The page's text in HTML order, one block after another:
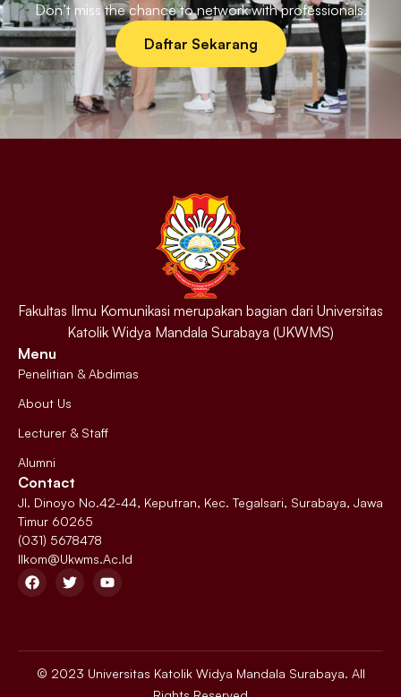
Don’t miss the chance to network with professionals.
Daftar Sekarang
Fakultas Ilmu Komunikasi merupakan bagian dari Universitas
Katolik Widya Mandala Surabaya (UKWMS)
Menu
Penelitian & Abdimas
About Us
Lecturer & Staff
Alumni
Contact
Jl. Dinoyo No.42-44, Keputran, Kec. Tegalsari, Surabaya, Jawa
Timur 60265
(031) 5678478
Ilkom@ukwms.ac.id
© 2023 Universitas Katolik Widya Mandala Surabaya. All